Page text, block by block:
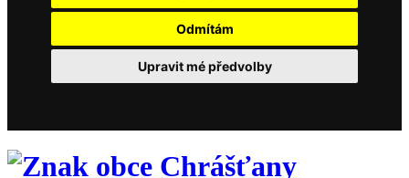
Odmítám
Upravit mé předvolby